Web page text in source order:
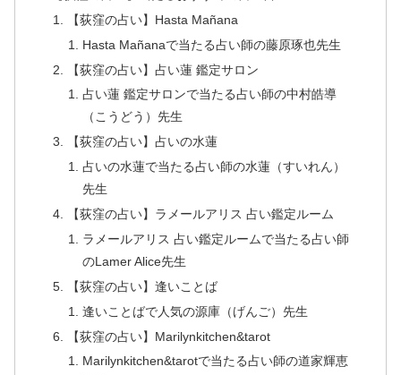
【荻窪の占い】Hasta Mañana
Hasta Mañanaで当たる占い師の藤原琢也先生
【荻窪の占い】占い蓮 鑑定サロン
占い蓮 鑑定サロンで当たる占い師の中村皓導
（こうどう）先生
【荻窪の占い】占いの水蓮
占いの水蓮で当たる占い師の水蓮（すいれん）
先生
【荻窪の占い】ラメールアリス 占い鑑定ルーム
ラメールアリス 占い鑑定ルームで当たる占い師
のLamer Alice先生
【荻窪の占い】逢いことば
逢いことばで人気の源庫（げんご）先生
【荻窪の占い】Marilynkitchen&tarot
Marilynkitchen&tarotで当たる占い師の道家輝恵